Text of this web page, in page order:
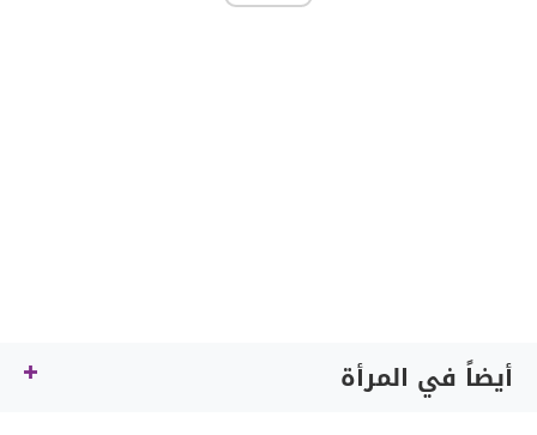
أيضاً في المرأة